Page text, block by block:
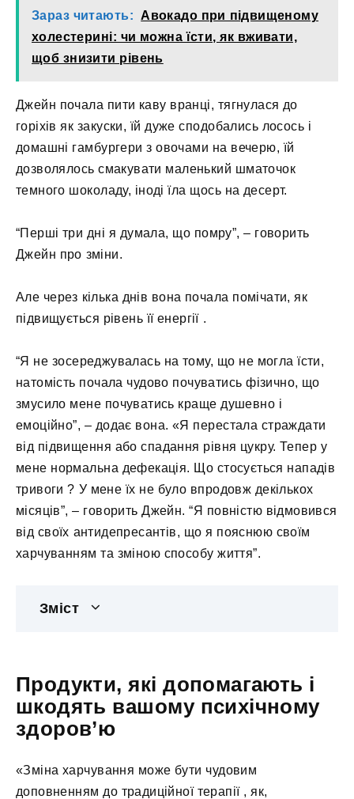
Зараз читають:
Авокадо при підвищеному
холестерині: чи можна їсти, як вживати,
щоб знизити рівень
Джейн почала пити каву вранці, тягнулася до
горіхів як закуски, їй дуже сподобались лосось і
домашні гамбургери з овочами на вечерю, їй
дозволялось смакувати маленький шматочок
темного шоколаду, іноді їла щось на десерт.
“Перші три дні я думала, що помру”, – говорить
Джейн про зміни.
Але через кілька днів вона почала помічати, як
підвищується рівень її енергії .
“Я не зосереджувалась на тому, що не могла їсти,
натомість почала чудово почуватись фізично, що
змусило мене почуватись краще душевно і
емоційно”, – додає вона. «Я перестала страждати
від підвищення або спадання рівня цукру. Тепер у
мене нормальна дефекація. Що стосується нападів
тривоги ? У мене їх не було впродовж декількох
місяців”, – говорить Джейн. “Я повністю відмовився
від своїх антидепресантів, що я пояснюю своїм
харчуванням та зміною способу життя”.
Зміст
Продукти, які допомагають і
шкодять вашому психічному
здоров’ю
«Зміна харчування може бути чудовим
доповненням до традиційної терапії , як,